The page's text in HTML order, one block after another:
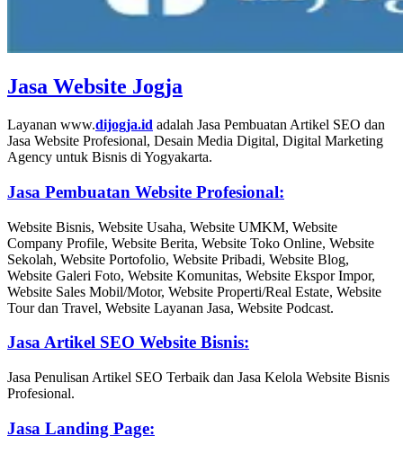
Jasa Website Jogja
Layanan www.dijogja.id adalah Jasa Pembuatan Artikel SEO dan
Jasa Website Profesional, Desain Media Digital, Digital Marketing
Agency untuk Bisnis di Yogyakarta.
Jasa Pembuatan Website Profesional:
Website Bisnis, Website Usaha, Website UMKM, Website
Company Profile, Website Berita, Website Toko Online, Website
Sekolah, Website Portofolio, Website Pribadi, Website Blog,
Website Galeri Foto, Website Komunitas, Website Ekspor Impor,
Website Sales Mobil/Motor, Website Properti/Real Estate, Website
Tour dan Travel, Website Layanan Jasa, Website Podcast.
Jasa Artikel SEO Website Bisnis:
Jasa Penulisan Artikel SEO Terbaik dan Jasa Kelola Website Bisnis
Profesional.
Jasa Landing Page: